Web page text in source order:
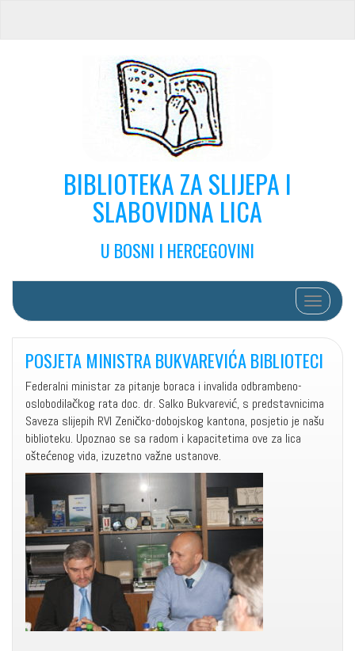
BIBLIOTEKA ZA SLIJEPA I
SLABOVIDNA LICA
U BOSNI I HERCEGOVINI
Toggle
POSJETA MINISTRA BUKVAREVIĆA BIBLIOTECI
Federalni ministar za pitanje boraca i invalida odbrambeno-
oslobodilačkog rata doc. dr. Salko Bukvarević, s predstavnicima
Saveza slijepih RVI Zeničko-dobojskog kantona, posjetio je našu
biblioteku. Upoznao se sa radom i kapacitetima ove za lica
oštećenog vida, izuzetno važne ustanove.